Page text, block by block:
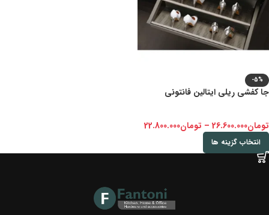
-5%
جا کفشی ریلی ایتالین فانتونی
تومان26.600.000
– تومان22.800.000
انتخاب گزینه ها